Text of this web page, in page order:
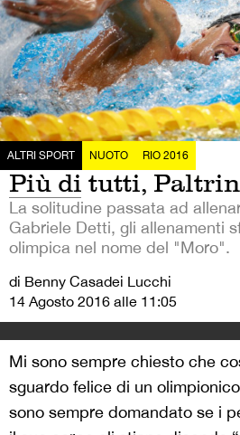
ALTRI SPORT NUOTO RIO 2016
Più di tutti,
La solitudine passata ad
Gabriele Detti, gli allenamenti
olimpica nel nome del "Moro".
di Benny Casadei Lucchi
14 Agosto 2016 alle 11:05
Mi sono sempre chiesto che
sguardo felice di un
sono sempre domandato se i